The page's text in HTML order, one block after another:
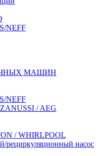
NEFF
МАШИН
NEFF
/ AEG
/ WHIRLPOOL
рециркуляционный насос